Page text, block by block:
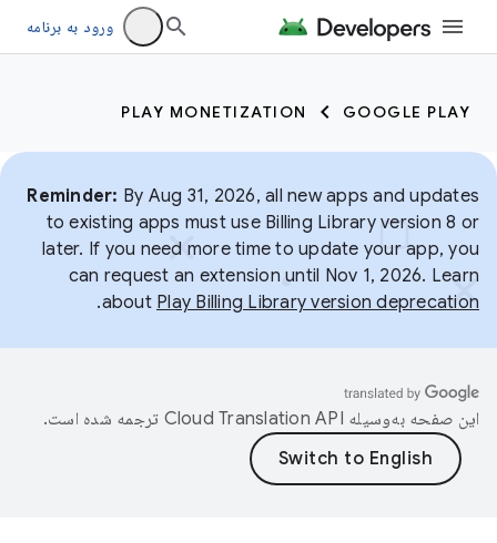
ورود به برنامه
GOOGLE PLAY
PLAY MONETIZATION
Reminder: By Aug 31, 2026, all new apps and updates
to existing apps must use Billing Library version 8 or
later. If you need more time to update your app, you
can request an extension until Nov 1, 2026. Learn
about Play Billing Library version deprecation
.
این صفحه به‌وسیله ترجمه شده است.